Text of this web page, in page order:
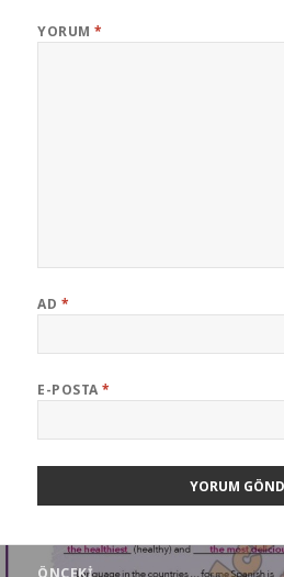
YORUM*
AD *
E-POSTA*
ÖNCEKI